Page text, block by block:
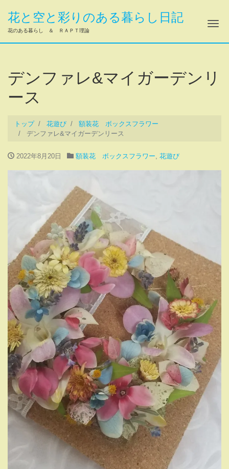
花と空と彩りのある暮らし日記
花のある暮らし ＆ ＲＡＰＴ理論 ナ
デンファレ&マイガーデンリ
ース
トップ 花遊び
額装花 ボックスフラワー
デンファレ&マイガーデンリース
2022年8月20日 額装花 ボックスフラワー, 花遊び